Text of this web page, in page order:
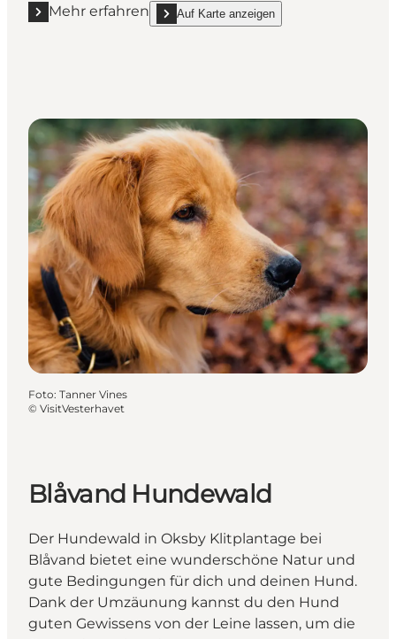
Mehr erfahren
Mehr erfahren "Oksbøl Hundewald"
Auf Karte anzeigen
show Oksbøl Hundewald on_map
Foto: Tanner Vines
© VisitVesterhavet
Blåvand Hundewald
Der Hundewald in Oksby Klitplantage bei
Blåvand bietet eine wunderschöne Natur und
gute Bedingungen für dich und deinen Hund.
Dank der Umzäunung kannst du den Hund
guten Gewissens von der Leine lassen, um die